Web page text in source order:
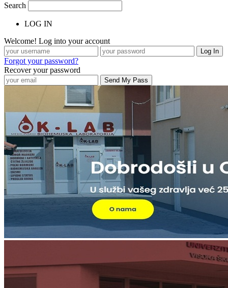
Search
LOG IN
Welcome! Log into your account
Forgot your password?
Recover your password